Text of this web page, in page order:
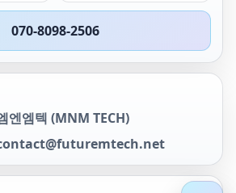
070-8098-2506
엔엠텍 (MNM TECH)